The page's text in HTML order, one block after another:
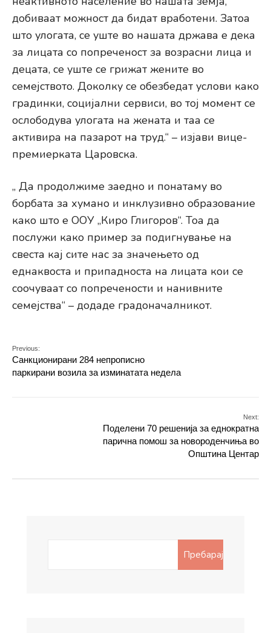
добиваат можност да бидат вработени. Затоа
што улогата, се уште во нашата држава е дека
за лицата со попреченост за возрасни лица и
децата, се уште се грижат жените во
семејството. Доколку се обезбедат услови како
градинки, социјални сервиси, во тој момент се
ослободува улогата на жената и таа се
активира на пазарот на труд.“ – изјави вице-
премиерката Царовска.
„ Да продолжиме заедно и понатаму во
борбата за хумано и инклузивно образование
како што е ООУ „Киро Глигоров“. Тоа да
послужи како пример за подигнување на
свеста кај сите нас за значењето од
еднаквоста и припадноста на лицата кои се
соочуваат со попречености и нанивните
семејства“ – додаде градоначалникот.
Previous:
Санкционирани 284 непрописно
паркирани возила за изминатата недела
Next:
Поделени 70 решенија за еднократна
парична помош за новороденчиња во
Општина Центар
Пребарај